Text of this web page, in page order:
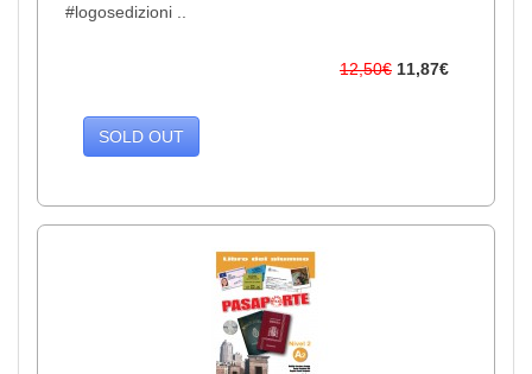
#logosedizioni ..
12,50€ 11,87€
SOLD OUT